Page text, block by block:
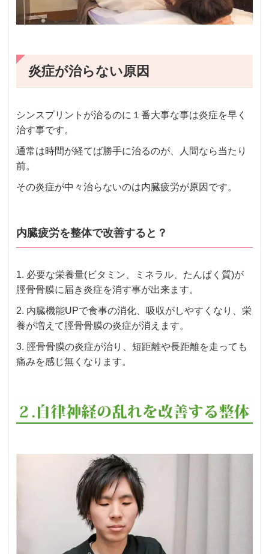
炎症が治らない原因
シンスプリントが治るのに１番大事な事は炎症を早く
治す事です。
通常は時間が経てば勝手に治るのが、人間なら当たり
前。
その炎症が中々治らないのは内臓疲労が原因です。
内臓疲労を整体で改善すると？
1. 必要な栄養量(ビタミン、ミネラル、たんぱく質)が
脛骨骨膜に届き炎症を消す事が出来ます。
2. 内臓機能UPで食事の消化、吸収がしやすくなり、栄
養が増えて脛骨骨膜の炎症が消えます。
3. 脛骨骨膜の炎症が治り、短距離や長距離を走っても
痛みを感じ無くなります。